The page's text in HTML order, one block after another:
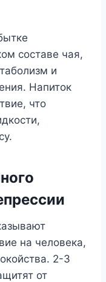
составе чая,
и
Напиток
что
на человека,
2-3
от